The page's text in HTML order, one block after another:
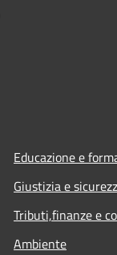
Educazione e
Giustizia e
Tributi,finanze e
Ambiente